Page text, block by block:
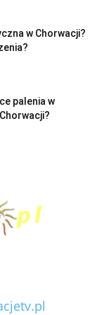
w Chorwacji?
palenia w